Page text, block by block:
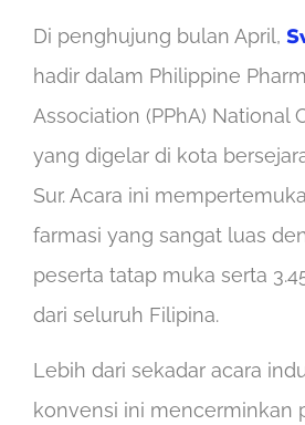
Di penghujung bulan April,
hadir dalam Philippine
Association (PPhA) National
yang digelar di kota
Sur. Acara ini
farmasi yang sangat luas
peserta tatap muka serta
dari seluruh Filipina.
Lebih dari sekadar acara
konvensi ini mencerminkan